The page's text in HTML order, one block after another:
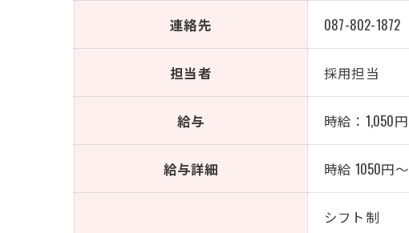
連絡先 087-802-1872
担当者 採用担当
給与 時給：1,050円
給与詳細 時給 1050円～
シフト制